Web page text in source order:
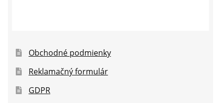
Obchodné podmienky
Reklamačný formulár
GDPR